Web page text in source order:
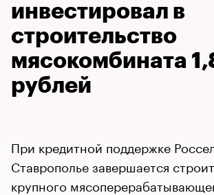
инвестировал в
строительство
мясокомбината
рублей
При кредитной поддержке
Ставрополье завершается
крупного